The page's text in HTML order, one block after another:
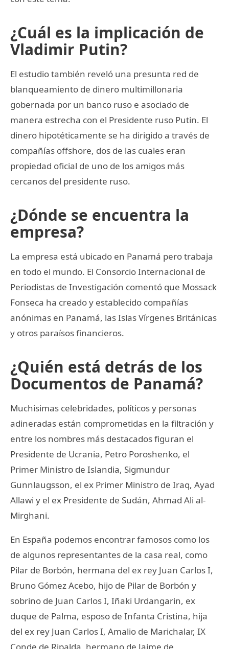
¿Cuál es la implicación de
Vladimir Putin?
El estudio también reveló una presunta red de
blanqueamiento de dinero multimillonaria
gobernada por un banco ruso e asociado de
manera estrecha con el Presidente ruso Putin. El
dinero hipotéticamente se ha dirigido a través de
compañías offshore, dos de las cuales eran
propiedad oficial de uno de los amigos más
cercanos del presidente ruso.
¿Dónde se encuentra la
empresa?
La empresa está ubicado en Panamá pero trabaja
en todo el mundo. El Consorcio Internacional de
Periodistas de Investigación comentó que Mossack
Fonseca ha creado y establecido compañías
anónimas en Panamá, las Islas Vírgenes Británicas
y otros paraísos financieros.
¿Quién está detrás de los
Documentos de Panamá?
Muchisimas celebridades, políticos y personas
adineradas están comprometidas en la filtración y
entre los nombres más destacados figuran el
Presidente de Ucrania, Petro Poroshenko, el
Primer Ministro de Islandia, Sigmundur
Gunnlaugsson, el ex Primer Ministro de Iraq, Ayad
Allawi y el ex Presidente de Sudán, Ahmad Ali al-
Mirghani.
En España podemos encontrar famosos como los
de algunos representantes de la casa real, como
Pilar de Borbón, hermana del ex rey Juan Carlos I,
Bruno Gómez Acebo, hijo de Pilar de Borbón y
sobrino de Juan Carlos I, Iñaki Urdangarin, ex
duque de Palma, esposo de Infanta Cristina, hija
del ex rey Juan Carlos I, Amalio de Marichalar, IX
Conde de Ripalda, hermano de Jaime de